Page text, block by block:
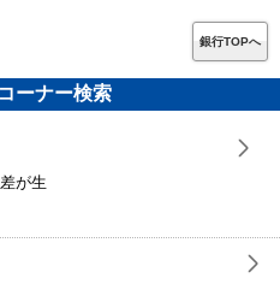
銀行TOPへ
ーナー検索
が生